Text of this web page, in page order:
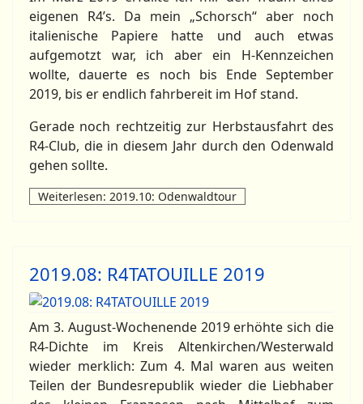
eigenen R4’s. Da mein „Schorsch“ aber noch
italienische Papiere hatte und auch etwas
aufgemotzt war, ich aber ein H-Kennzeichen
wollte, dauerte es noch bis Ende September
2019, bis er endlich fahrbereit im Hof stand.
Gerade noch rechtzeitig zur Herbstausfahrt des
R4-Club, die in diesem Jahr durch den Odenwald
gehen sollte.
Weiterlesen: 2019.10: Odenwaldtour
2019.08: R4TATOUILLE 2019
Am 3. August-Wochenende 2019 erhöhte sich die
R4-Dichte im Kreis Altenkirchen/Westerwald
wieder merklich: Zum 4. Mal waren aus weiten
Teilen der Bundesrepublik wieder die Liebhaber